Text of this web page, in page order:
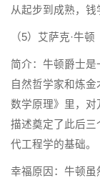
从起步到成熟，钱
（5）艾萨克·牛顿
简介：牛顿爵士是
自然哲学家和炼
数学原理》里，对
描述奠定了此后三
代工程学的基础。
幸福原因：牛顿虽